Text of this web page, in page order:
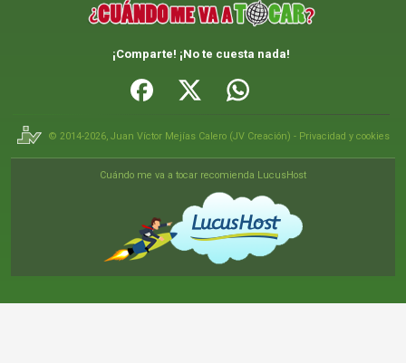
¡Comparte! ¡No te cuesta nada!
© 2014-2026, Juan Víctor Mejías Calero(JV Creación) - Privacidad y cookies
Cuándo me va a tocar recomienda LucusHost